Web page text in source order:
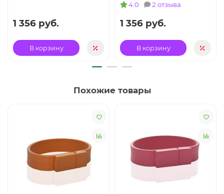
1 356 руб.
В корзину
4.0 2 отзыва
1 356 руб.
В корзину
Похожие товары